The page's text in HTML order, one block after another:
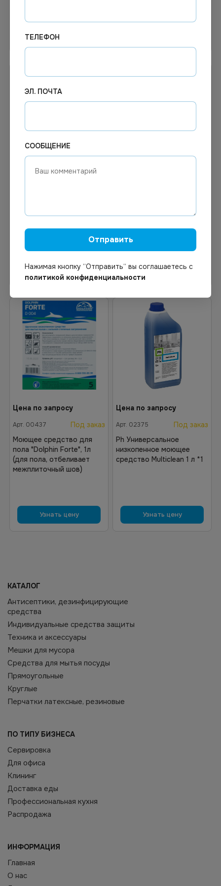
Узнать цену
1 702.73 ₽
генеральной уборки
В корзину
дезинфицирующее Ника-2,
В корзину
Цена по запросу
Арт. 00437
Под заказ
Моющее средство для
пола "Dolphin Forte", 1л
(для пола, отбеливает
межплиточный шов)
Узнать цену
Цена по запросу
Арт. 02375
Под заказ
Ph Универсальное
низкопенное моющее
средство Multiclean 1 л *1
Узнать цену
КАТАЛОГ
Антисептики, дезинфицирующие
средства
Индивидуальные средства защиты
Техника и аксессуары
Мешки для мусора
Средства для мытья посуды
Прямоугольные
Круглые
Перчатки латексные, резиновые
ПО ТИПУ БИЗНЕСА
Сервировка
Для офиса
Клининг
Доставка еды
Профессиональная кухня
Распродажа
ИНФОРМАЦИЯ
Главная
О нас
ТЕЛЕФОН
ЭЛ. ПОЧТА
СООБЩЕНИЕ
Отправить
Нажимая кнопку “Отправить“ вы соглашаетесь с
политикой конфиденциальности